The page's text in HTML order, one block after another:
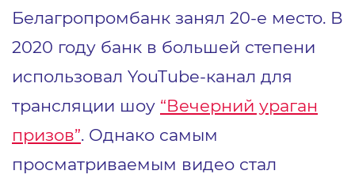
Белагропромбанк занял 20-е место. В
2020 году банк в большей степени
использовал YouTube-канал для
трансляции шоу “Вечерний ураган
призов”. Однако самым
просматриваемым видео стал